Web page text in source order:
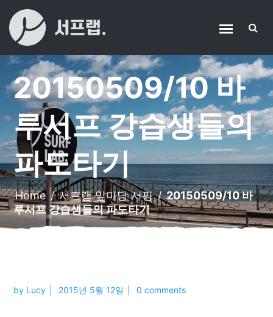
20150509/10 바
루서프 강습생들의
파도타기
Home /서프랩 앞마당 서핑/20150509/10 바
루서프 강습생들의 파도타기
by Lucy 2015년 5월 12일 0 comments